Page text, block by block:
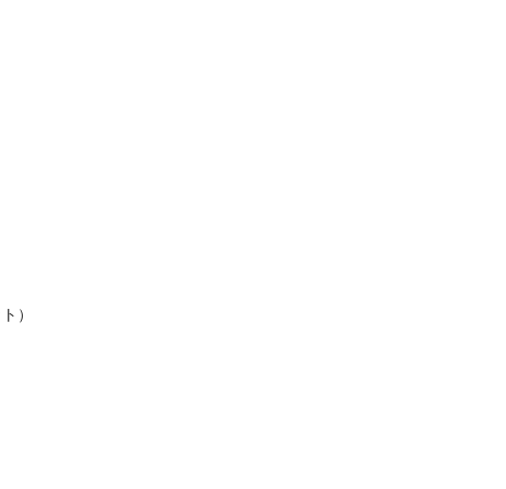
）